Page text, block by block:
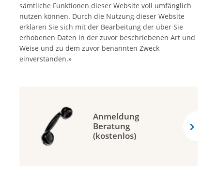
sämtliche Funktionen dieser Website voll umfänglich
nutzen können. Durch die Nutzung dieser Website
erklären Sie sich mit der Bearbeitung der über Sie
erhobenen Daten in der zuvor beschriebenen Art und
Weise und zu dem zuvor benannten Zweck
einverstanden.»
Anmeldung
Beratung
(kostenlos)